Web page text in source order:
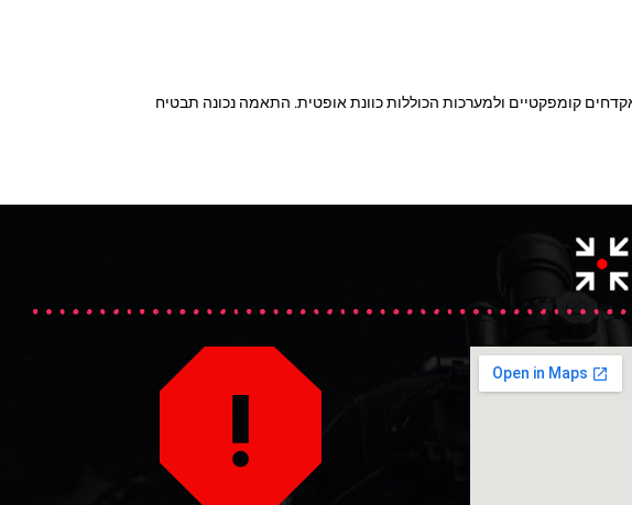
קומפקטיים ולמערכות הכוללות כוונת אופטית. התאמה נכונה תבטיח